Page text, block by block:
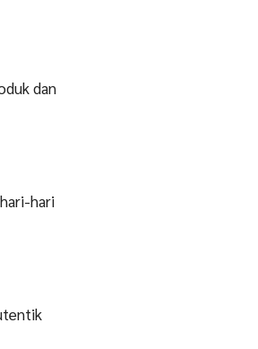
dan
hari